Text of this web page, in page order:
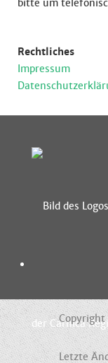
bitte um
Rechtliches
Impressum
Letzte